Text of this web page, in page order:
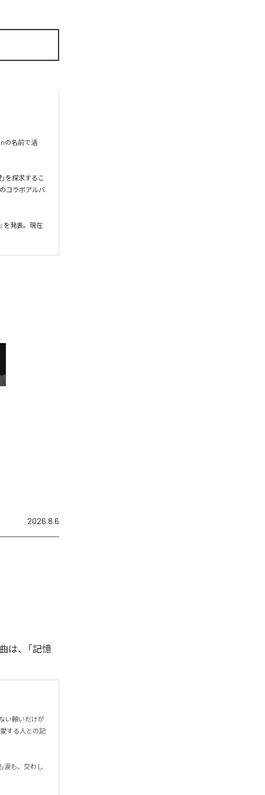
の名前で活
を探求するこ
コラボアルバ
を発表。現在
2026.8.6
は、「記憶
い願いだけが
する人との記
涙も、交わし